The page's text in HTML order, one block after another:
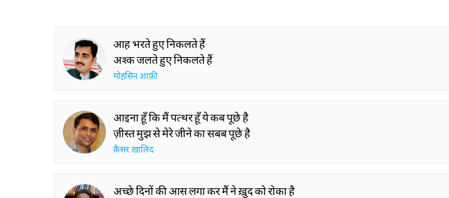
आह भरते हुए निकलते हैं
अश्क जलते हुए निकलते हैं
मोहसिन शाफ़ी
आइना हूँ कि मैं पत्थर हूँ ये कब पूछे है
ज़ीस्त मुझ से मेरे जीने का सबब पूछे है
क़ैसर ख़ालिद
अच्छे दिनों की आस लगा कर मैं ने ख़ुद को रोका है